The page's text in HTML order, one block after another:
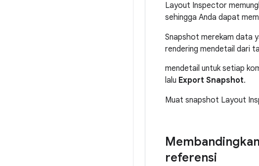
Layout Inspector
sehingga Anda dapat
Snapshot merekam data
rendering mendetail dari
mendetail untuk setiap
lalu Export Snapshot.
Muat snapshot Layout
referensi